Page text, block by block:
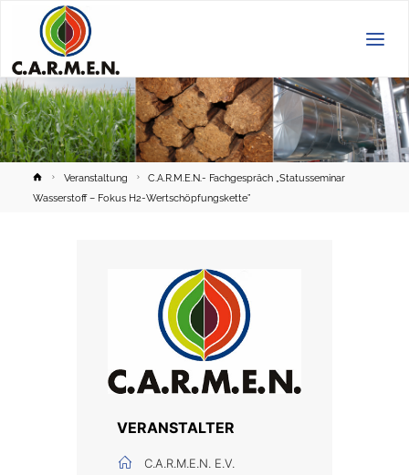
HomeVeranstaltung
C.A.R.M.E.N.- Fachgespräch „Statusseminar
Wasserstoff – Fokus H2-Wertschöpfungskette”
VERANSTALTER
C.A.R.M.E.N. E.V.